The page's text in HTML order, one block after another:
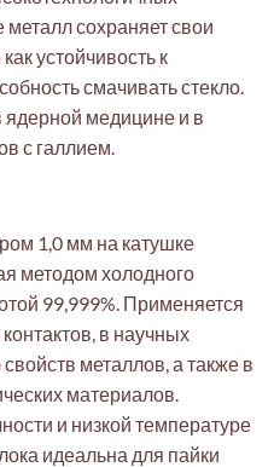
сохраняет свои
устойчивость к
смачивать стекло.
ядерной медицине и в
с галлием.
1,0 мм на катушке
методом холодного
99,999%. Применяется
в научных
металлов, а также в
материалов.
и низкой температуре
идеальна для пайки